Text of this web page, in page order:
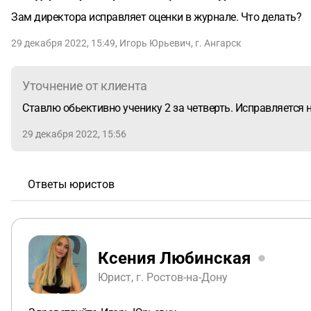
Зам директора исправляет оценки в журнале. Что делать?
29 декабря 2022, 15:49, Игорь Юрьевич, г. Ангарск
Уточнение от клиента
Ставлю обьективно ученику 2 за четверть. Исправляется
29 декабря 2022, 15:56
Ответы юристов
Ксения Любинская
Юрист, г. Ростов-на-Дону